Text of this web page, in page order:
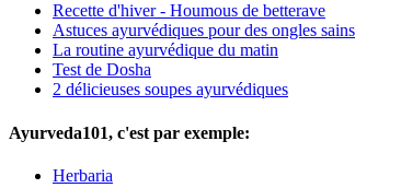
Recette d'hiver - Houmous de betterave
Astuces ayurvédiques pour des ongles sains
La routine ayurvédique du matin
Test de Dosha
2 délicieuses soupes ayurvédiques
Ayurveda101, c'est par exemple:
Herbaria